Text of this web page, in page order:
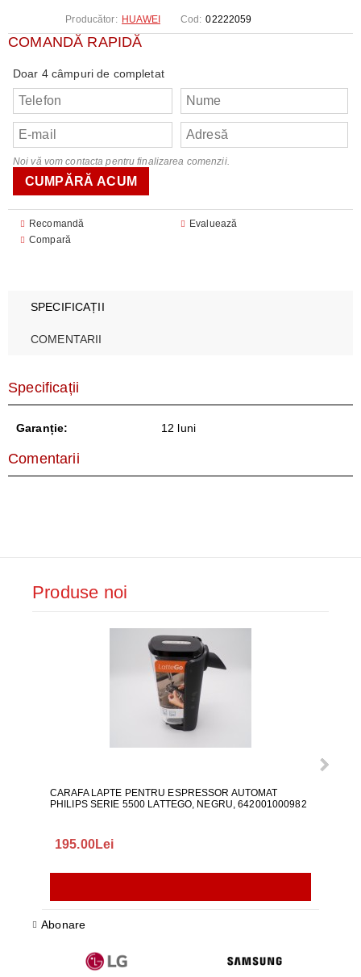
Producător: HUAWEI Cod: 02222059
COMANDĂ RAPIDĂ
Doar 4 câmpuri de completat
Noi vă vom contacta pentru finalizarea comenzii.
Recomandă
Evaluează
Compară
SPECIFICAȚII
COMENTARII
Specificații
Garanție: 12 luni
Comentarii
Produse noi
CARAFA LAPTE PENTRU ESPRESSOR AUTOMAT
PHILIPS SERIE 5500 LATTEGO, NEGRU, 642001000982
195.00Lei
Abonare